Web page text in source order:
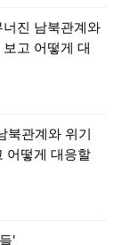
진 남북관계와
고 어떻게 대
북관계와 위기
어떻게 대응할
'